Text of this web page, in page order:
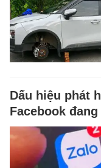
Dấu hiệu phát
Facebook